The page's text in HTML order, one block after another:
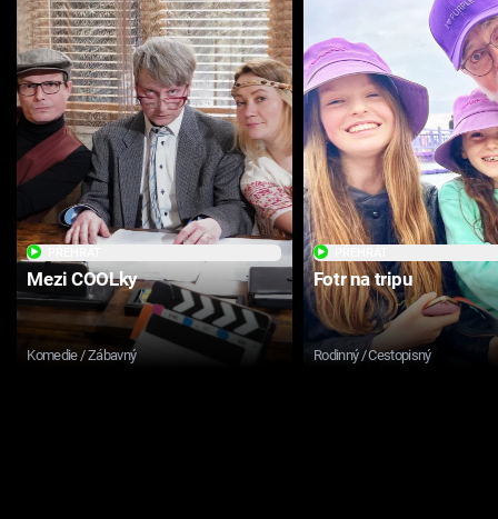
Mezi COOLky
Komedie / Zábavný
Fotr na tripu
Rodinný / Cestopisný